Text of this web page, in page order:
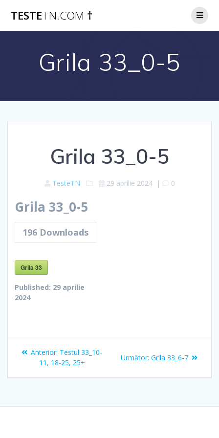
TESTETN.COM †
Grila 33_0-5
Grila 33_0-5
TesteTN 29 aprilie 2024| 0
Grila 33_0-5
196 Downloads
Grila 33
Published: 29 aprilie
2024
Navigare
Anterior: Articolul
anterior:
Testul 33_10-
11, 18-25, 25+
Următor: Articolul
Grila 33_6-7